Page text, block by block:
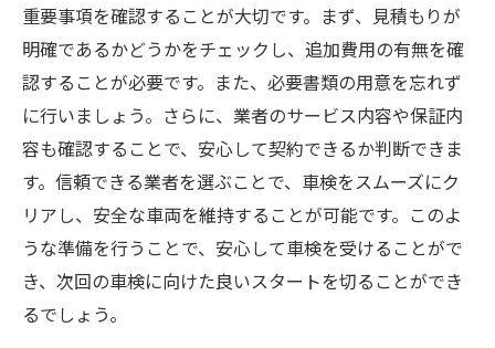
重要事項を確認することが大切です。まず、見積もりが
明確であるかどうかをチェックし、追加費用の有無を確
認することが必要です。また、必要書類の用意を忘れず
に行いましょう。さらに、業者のサービス内容や保証内
容も確認することで、安心して契約できるか判断できま
す。信頼できる業者を選ぶことで、車検をスムーズにク
リアし、安全な車両を維持することが可能です。このよ
うな準備を行うことで、安心して車検を受けることがで
き、次回の車検に向けた良いスタートを切ることができ
るでしょう。